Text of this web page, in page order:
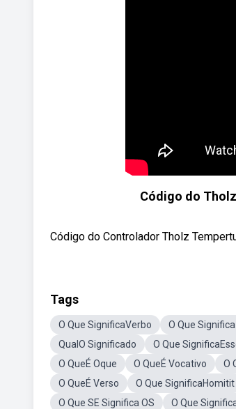
Código do
Código do Controlador Tholz
Tags
O Que SignificaVerbo O Que Significa
QualO Significado
O Que
O QueÉ Oque
O QueÉ Vocativo O
O QueÉ Verso
O Que SignificaHomitit
O Que SE Significa OS
O Que